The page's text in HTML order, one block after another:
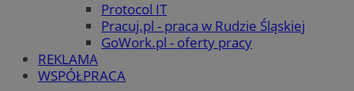
Protocol IT
Pracuj.pl - praca w Rudzie Śląskiej
GoWork.pl - oferty pracy
REKLAMA
WSPÓŁPRACA